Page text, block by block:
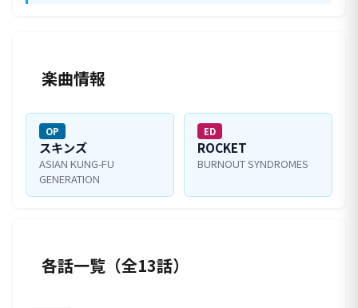
楽曲情報
OP
スキンズ
ASIAN KUNG-FU
GENERATION
ED
ROCKET
BURNOUT SYNDROMES
各話一覧（全13話）